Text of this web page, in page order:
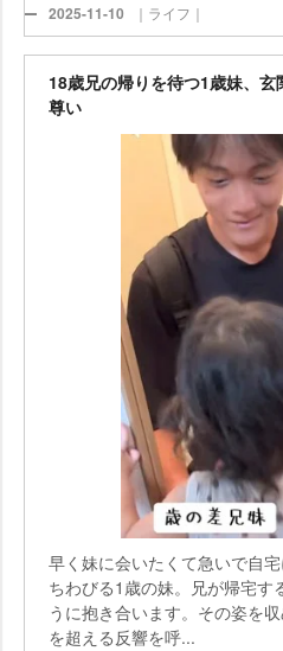
2025-11-10 ｜ライフ｜
18歳兄の帰りを待つ1歳妹、
尊い
早く妹に会いたくて急いで自
ちわびる1歳の妹。兄が帰宅す
うに抱き合います。その姿を
を超える反響を呼...